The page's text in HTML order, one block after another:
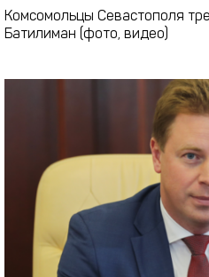
Комсомольцы Севастополя
Батилиман (фото, видео)